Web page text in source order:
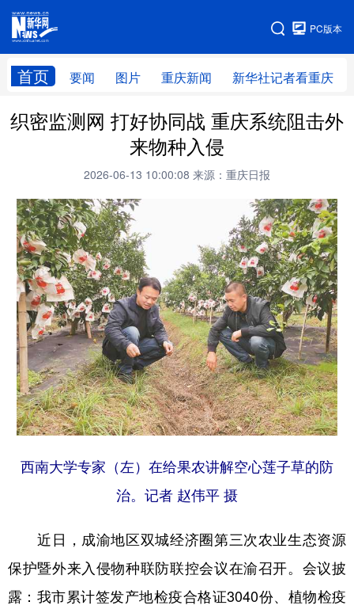
PC版本
首页 要闻 图片 重庆新闻 新华社记者看重庆
网站地图
织密监测网 打好协同战 重庆系统阻击外
来物种入侵
2026-06-13 10:00:08 来源：重庆日报
西南大学专家（左）在给果农讲解空心莲子草的防
治。记者 赵伟平 摄
近日，成渝地区双城经济圈第三次农业生态资源
保护暨外来入侵物种联防联控会议在渝召开。会议披
露：我市累计签发产地检疫合格证3040份、植物检疫